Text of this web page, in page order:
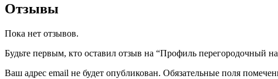
Отзывы
Пока нет отзывов.
Будьте первым, кто оставил отзыв на “Профиль
Ваш адрес email не будет опубликован. Обязательные поля